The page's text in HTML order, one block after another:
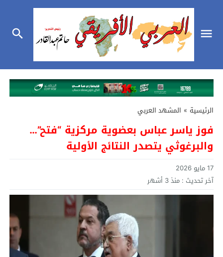
الرئيسية » المشهد العربي
فوز ياسر عباس بعضوية مركزية “فتح”…
والبرغوثي يتصدر النتائج الأولية
17 مايو 2026
آخر تحديث : منذ 3 أشهر